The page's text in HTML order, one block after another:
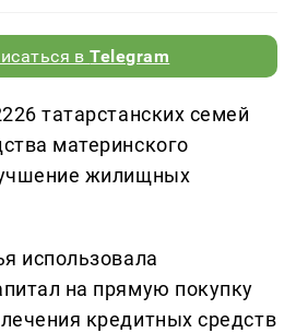
вTelegram
татарстанских семей
материнского
жилищных
использовала
на прямую покупку
кредитных средств